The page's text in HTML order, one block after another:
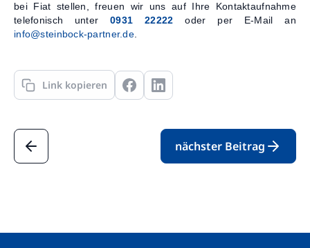
bei Fiat stellen, freuen wir uns auf Ihre Kontaktaufnahme
telefonisch unter0931 22222 oder per E-Mail an
info@steinbock-partner.de.
Link kopieren
nächster Beitrag